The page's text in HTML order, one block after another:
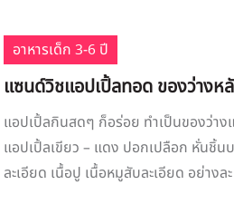
อาหารเด็ก 3-6 ปี
แซนด์วิชแอปเปิ้ลทอด ของว่างห
แอปเปิ้ลกินสดๆ ก็อร่อย ทำเป็นของว่า
แอปเปิ้ลเขียว – แดง ปอกเปลือก หั่นชิ้
ละเอียด เนื้อปู เนื้อหมูสับละเอียด อย่างล